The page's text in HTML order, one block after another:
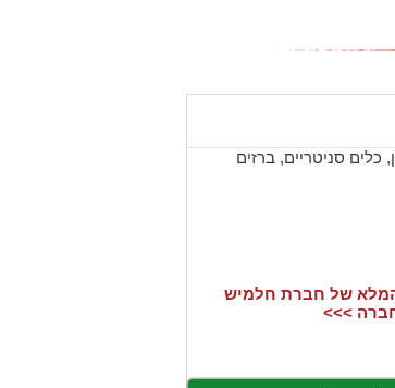
סניטריים, ברזים
המלא של חברת חלמיש
>>>